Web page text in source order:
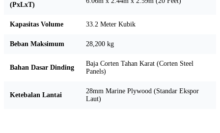
(PxLxT)
Kapasitas Volume 33.2 Meter Kubik
Beban Maksimum 28,200 kg
Bahan Dasar Dinding
Baja Corten Tahan Karat (Corten Steel
Panels)
Ketebalan Lantai
28mm Marine Plywood (Standar Ekspor
Laut)